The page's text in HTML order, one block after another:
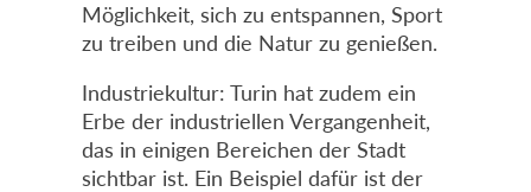
Möglichkeit, sich zu entspannen, Sport
zu treiben und die Natur zu genießen.
Industriekultur: Turin hat zudem ein
Erbe der industriellen Vergangenheit,
das in einigen Bereichen der Stadt
sichtbar ist. Ein Beispiel dafür ist der